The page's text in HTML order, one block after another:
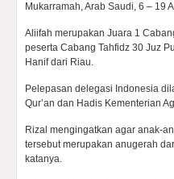
Mukarramah, Arab Saudi, 6 – 19
Aliifah merupakan Juara 1
peserta Cabang Tahfidz 30 Juz
Hanif dari Riau.
Pelepasan delegasi Indonesia
Qur’an dan Hadis Kementerian
Rizal mengingatkan agar anak-
tersebut merupakan anugerah
katanya.